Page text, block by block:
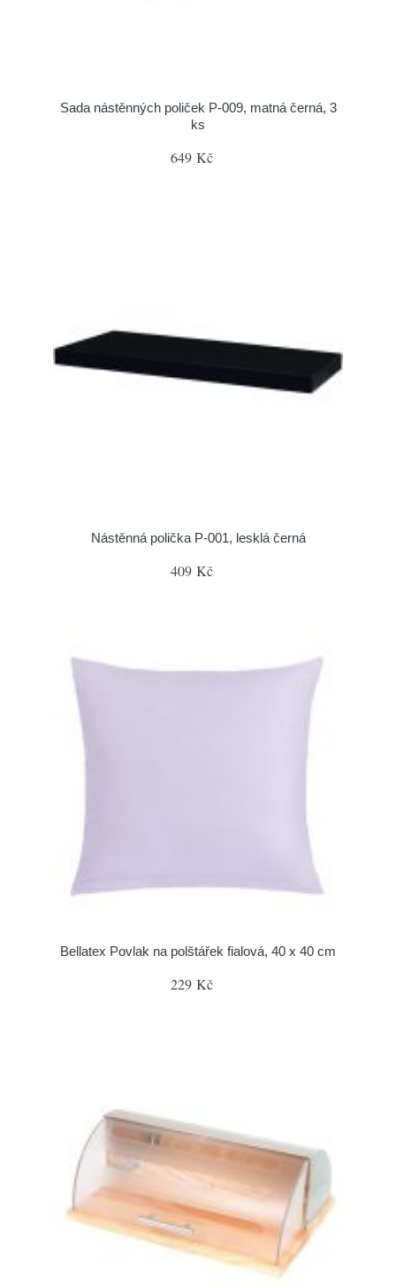
Sada nástěnných poliček P-009, matná černá, 3
ks
649 Kč
Nástěnná polička P-001, lesklá černá
409 Kč
Bellatex Povlak na polštářek fialová, 40 x 40 cm
229 Kč